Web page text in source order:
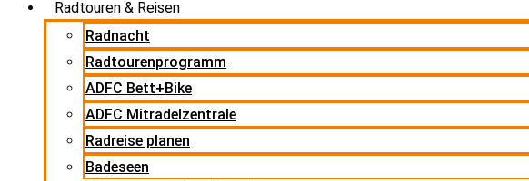
Radtouren & Reisen
Radnacht
Radtourenprogramm
ADFC Bett+Bike
ADFC Mitradelzentrale
Radreise planen
Badeseen